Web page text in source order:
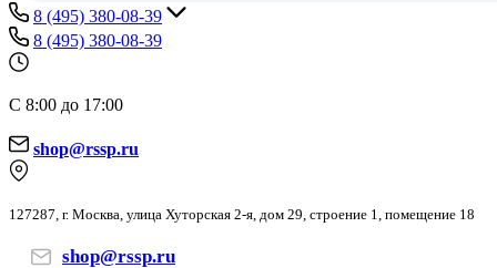
8 (495) 380-08-39
8 (495) 380-08-39
С 8:00 до 17:00
shop@rssp.ru
127287, г. Москва, улица Хуторская 2-я, дом 29, строение 1, помещение 18
shop@rssp.ru